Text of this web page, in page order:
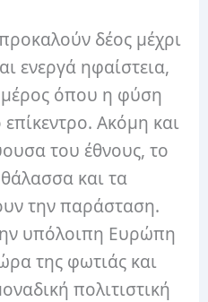
δέος μέχρι
ενεργά ηφαίστεια,
μέρος όπου η φύση
Ακόμη και
του έθνους, το
και τα
την παράσταση.
υπόλοιπη Ευρώπη
της φωτιάς και
πολιτιστική